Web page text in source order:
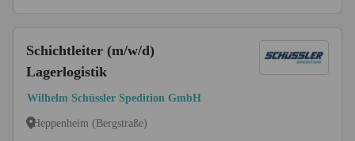
Schichtleiter (m/w/d)
Lagerlogistik
Wilhelm Schüssler Spedition GmbH
Heppenheim (Bergstraße)